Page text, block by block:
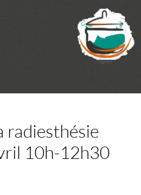
radiesthésie
10h-12h30